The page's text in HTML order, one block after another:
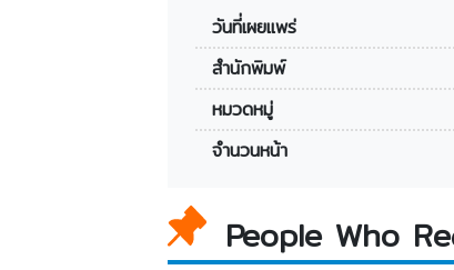
วันที่เผยแพร่
สำนักพิมพ์
หมวดหมู่
จำนวนหน้า
People Who